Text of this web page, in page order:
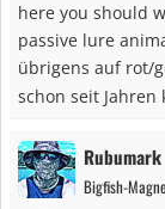
here you should
passive lure
übrigens auf rot/
schon seit
Rubumark
Bigfish-